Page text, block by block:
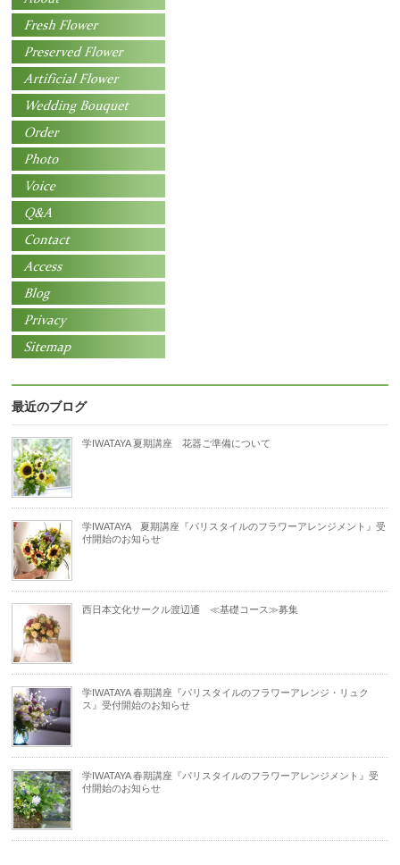
最近のブログ
学IWATAYA 夏期講座 花器ご準備について
学IWATAYA 夏期講座『パリスタイルのフラワーアレンジメント』受
付開始のお知らせ
西日本文化サークル渡辺通 ≪基礎コース≫募集
学IWATAYA 春期講座『パリスタイルのフラワーアレンジ・リュク
ス』受付開始のお知らせ
学IWATAYA 春期講座『パリスタイルのフラワーアレンジメント』受
付開始のお知らせ